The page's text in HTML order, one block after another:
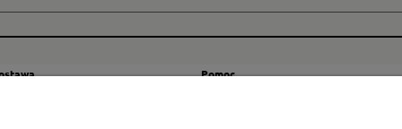
Pomoc